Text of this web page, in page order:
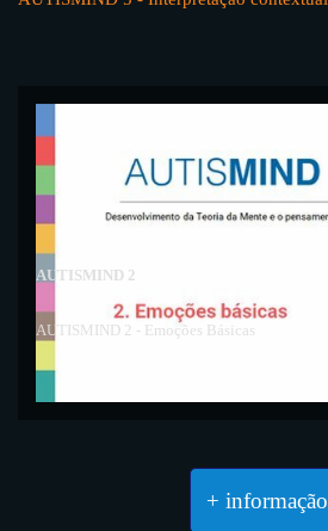
AUTISMIND 2
AUTISMIND 2 - Emoções Básicas
+ informação